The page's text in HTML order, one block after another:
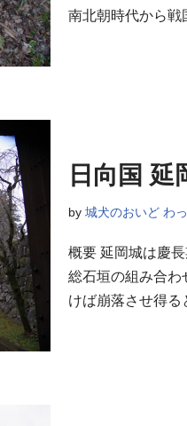
南北朝時代から
日向国
by 城犬のおいど わ
概要 延岡城は慶
総石垣の組み合わ
けば崩落させ得